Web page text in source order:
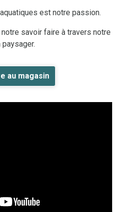
est notre passion.
savoir faire à travers notre
paysager.
au magasin